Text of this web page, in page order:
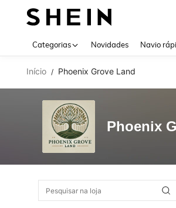
Categorias Novidades Navio
Início / Phoenix Grove Land
Phoenix